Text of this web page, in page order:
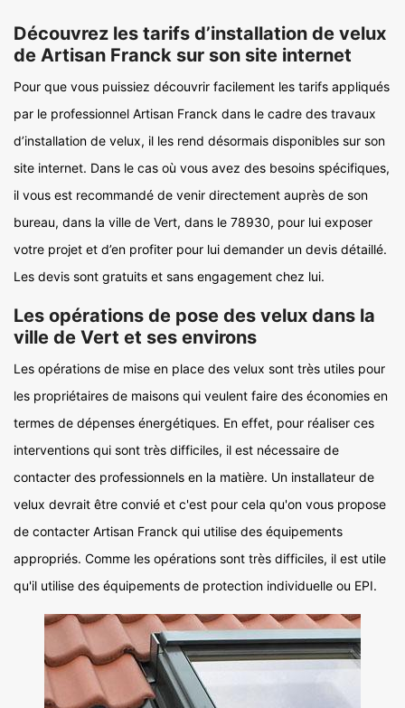
Découvrez les tarifs d’installation de velux
de Artisan Franck sur son site internet
Pour que vous puissiez découvrir facilement les tarifs appliqués
par le professionnel Artisan Franck dans le cadre des travaux
d’installation de velux, il les rend désormais disponibles sur son
site internet. Dans le cas où vous avez des besoins spécifiques,
il vous est recommandé de venir directement auprès de son
bureau, dans la ville de Vert, dans le 78930, pour lui exposer
votre projet et d’en profiter pour lui demander un devis détaillé.
Les devis sont gratuits et sans engagement chez lui.
Les opérations de pose des velux dans la
ville de Vert et ses environs
Les opérations de mise en place des velux sont très utiles pour
les propriétaires de maisons qui veulent faire des économies en
termes de dépenses énergétiques. En effet, pour réaliser ces
interventions qui sont très difficiles, il est nécessaire de
contacter des professionnels en la matière. Un installateur de
velux devrait être convié et c'est pour cela qu'on vous propose
de contacter Artisan Franck qui utilise des équipements
appropriés. Comme les opérations sont très difficiles, il est utile
qu'il utilise des équipements de protection individuelle ou EPI.